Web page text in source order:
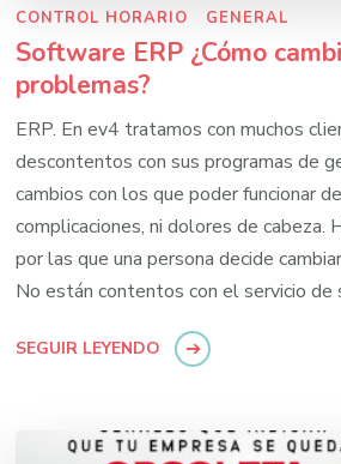
CONTROL HORARIO GENERAL
Software ERP ¿Cómo
problemas?
ERP. En ev4 tratamos con muchos
descontentos con sus programas de
cambios con los que poder funcionar
complicaciones, ni dolores de cabeza.
por las que una persona decide
No están contentos con el servicio de
SEGUIR LEYENDO